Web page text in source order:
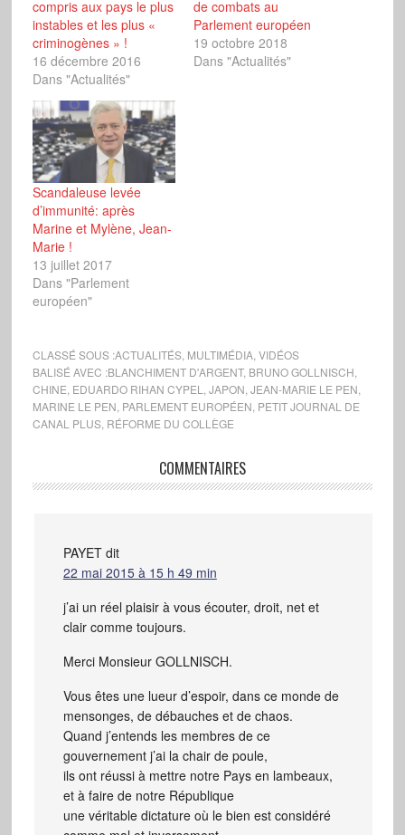
compris aux pays le plus
instables et les plus «
criminogènes » !
16 décembre 2016
Dans "Actualités"
de combats au
Parlement européen
19 octobre 2018
Dans "Actualités"
Scandaleuse levée
d’immunité: après
Marine et Mylène, Jean-
Marie !
13 juillet 2017
Dans "Parlement
européen"
CLASSÉ SOUS :ACTUALITÉS, MULTIMÉDIA, VIDÉOS
BALISÉ AVEC :BLANCHIMENT D'ARGENT, BRUNO GOLLNISCH
CHINE EDUARDO RIHAN CYPEL JAPON JEAN-MARIE LE PEN
MARINE LE PEN PARLEMENT EUROPÉEN PETIT JOURNAL DE
CANAL PLUS, RÉFORME DU COLLÈGE
COMMENTAIRES
PAYET dit
22 mai 2015 à 15 h 49 min
j’ai un réel plaisir à vous écouter, droit, net et
clair comme toujours.
Merci Monsieur GOLLNISCH.
Vous êtes une lueur d’espoir, dans ce monde de
mensonges, de débauches et de chaos.
Quand j’entends les membres de ce
gouvernement j’ai la chair de poule,
ils ont réussi à mettre notre Pays en lambeaux,
et à faire de notre République
une véritable dictature où le bien est considéré